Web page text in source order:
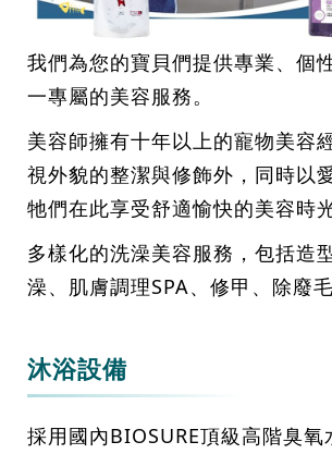
我們為您的寶貝們提供專業、個
一專屬的美容服務。
美容師擁有十年以上的寵物美容
視外貌的整潔與修飾外，同時以
牠們在此享受舒適愉快的美容時光
多樣化的洗澡美容服務，包括造
澡、肌膚調理SPA、修甲、除廢
沐浴設備
採用國內BIOSURE頂級高階臭